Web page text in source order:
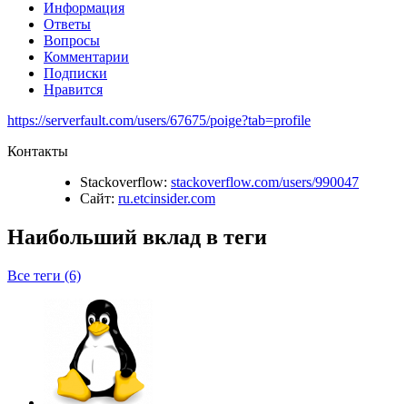
Информация
Ответы
Вопросы
Комментарии
Подписки
Нравится
https://serverfault.com/users/67675/poige?tab=profile
Контакты
Stackoverflow: stackoverflow.com/users/990047
Сайт: ru.etcinsider.com
Наибольший вклад в теги
Все теги (6)